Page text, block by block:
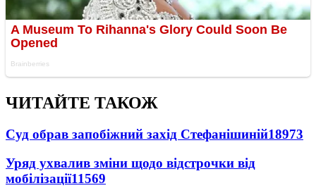
ЧИТАЙТЕ ТАКОЖ
Суд обрав запобіжний захід Стефанішиній18973
Уряд ухвалив зміни щодо відстрочки від
мобілізації11569